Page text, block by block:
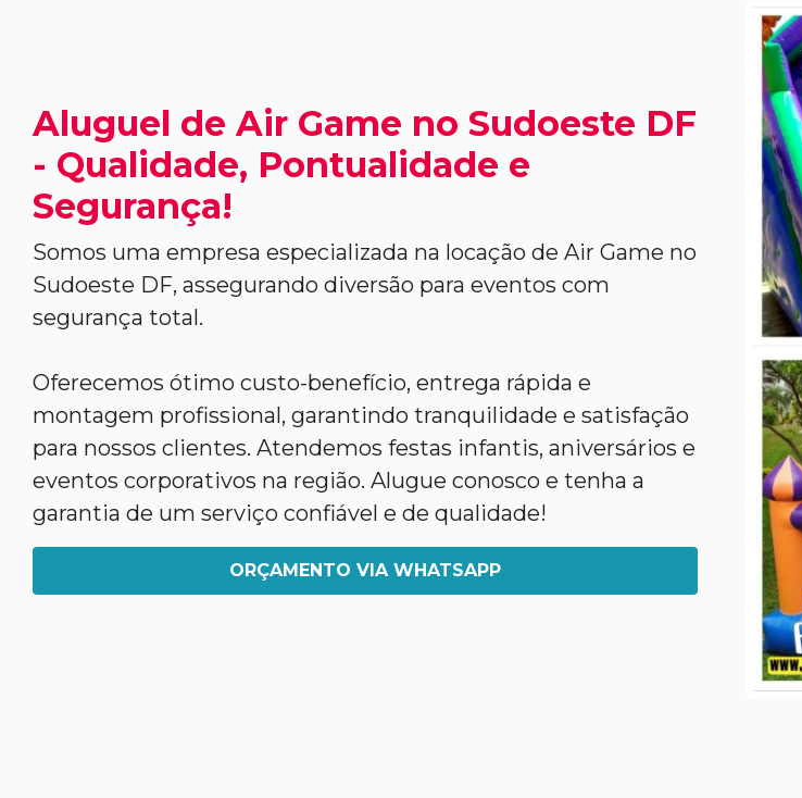
Aluguel de Air Game no Sudoeste DF
- Qualidade, Pontualidade e
Segurança!
Somos uma empresa especializada na locação de Air Game no
Sudoeste DF, assegurando diversão para eventos com
segurança total.
Oferecemos ótimo custo-benefício, entrega rápida e
montagem profissional, garantindo tranquilidade e satisfação
para nossos clientes. Atendemos festas infantis, aniversários e
eventos corporativos na região. Alugue conosco e tenha a
garantia de um serviço confiável e de qualidade!
ORÇAMENTO VIA WHATSAPP